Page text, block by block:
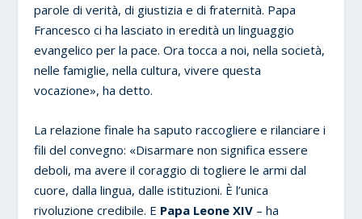
parole di verità, di giustizia e di fraternità. Papa
Francesco ci ha lasciato in eredità un linguaggio
evangelico per la pace. Ora tocca a noi, nella società,
nelle famiglie, nella cultura, vivere questa
vocazione», ha detto.
La relazione finale ha saputo raccogliere e rilanciare i
fili del convegno: «Disarmare non significa essere
deboli, ma avere il coraggio di togliere le armi dal
cuore, dalla lingua, dalle istituzioni. È l’unica
rivoluzione credibile. E Papa Leone XIV – ha